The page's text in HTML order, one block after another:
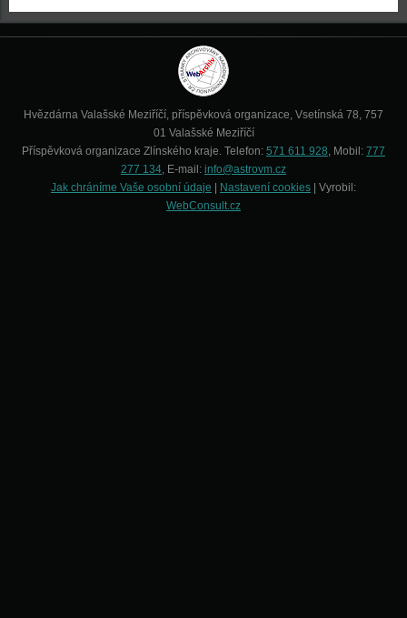
Hvězdárna Valašské Meziříčí, příspěvková organizace, Vsetínská 78, 757
01 Valašské Meziříčí
Příspěvková organizace Zlínského kraje. Telefon: 571 611 928, Mobil: 777
277 134, E-mail: info@astrovm.cz
Jak chráníme Vaše osobní údaje
Nastavení cookies | Vyrobil:
WebConsult.cz